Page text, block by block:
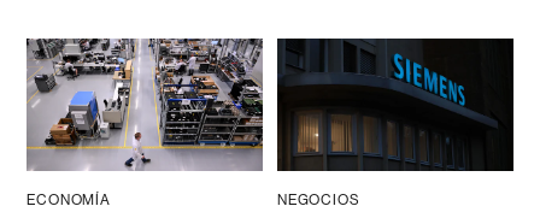
ECONOMÍA NEGOCIOS